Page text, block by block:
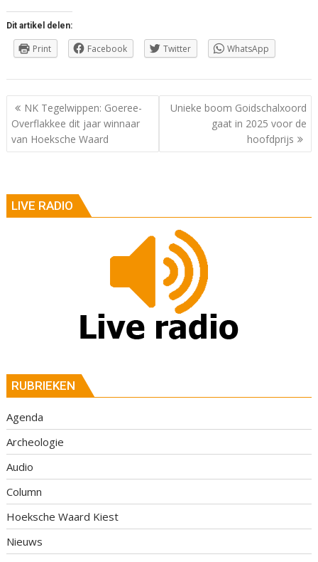
Dit artikel delen:
Print Facebook Twitter WhatsApp
Berichtnavigatie
NK Tegelwippen: Goeree-
Overflakkee dit jaar winnaar
van Hoeksche Waard
Unieke boom Goidschalxoord
gaat in 2025 voor de
hoofdprijs
LIVE RADIO
RUBRIEKEN
Agenda
Archeologie
Audio
Column
Hoeksche Waard Kiest
Nieuws